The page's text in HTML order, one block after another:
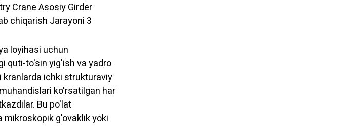
Crane Asosiy Girder
chiqarish Jarayoni 3
loyihasi uchun
quti-to'sin yig'ish va yadro
ichki strukturaviy
ko'rsatilgan har
Bu po'lat
g'ovaklik yoki